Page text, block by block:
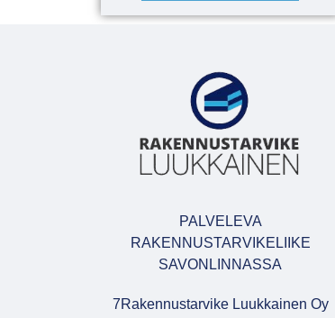
PALVELEVA
RAKENNUSTARVIKELIIKE
SAVONLINNASSA
7Rakennustarvike Luukkainen Oy